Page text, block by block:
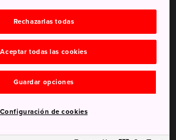
de toda la llanura de
minutos a las montañas de Kirifuri
Rechazarlas todas
Aceptar todas las cookies
Guardar opciones
Configuración de cookies